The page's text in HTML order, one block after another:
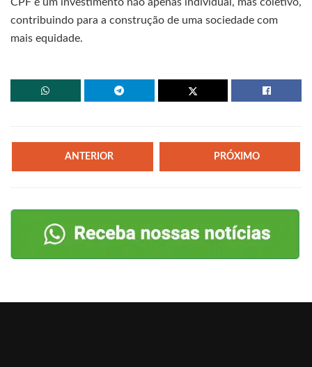
contribuindo para a construção de uma sociedade com
mais equidade.
ANTERIOR PRÓXIMO